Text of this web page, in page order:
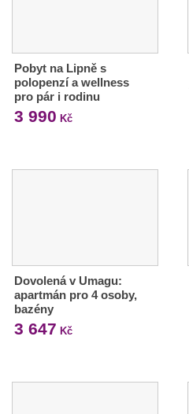
Pobyt na Lipně s
polopenzí a wellness
pro pár i rodinu
3 990 Kč
Dovolená v Umagu:
apartmán pro 4 osoby,
bazény
3 647 Kč